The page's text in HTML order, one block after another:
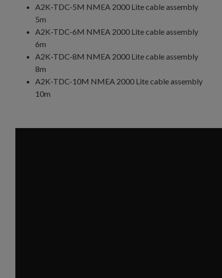
A2K-TDC-5M NMEA 2000 Lite cable assembly
5m
A2K-TDC-6M NMEA 2000 Lite cable assembly
6m
A2K-TDC-8M NMEA 2000 Lite cable assembly
8m
A2K-TDC-10M NMEA 2000 Lite cable assembly
10m